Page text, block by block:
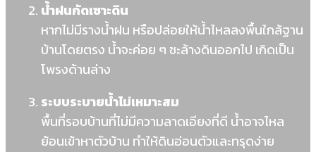
น้ำฝนกัดเซาะดิน
หากไม่มีรางน้ำฝน หรือปล่อยให้น้ำไหลลงพื้นใกล้ฐาน
บ้านโดยตรง น้ำจะค่อย ๆ ชะล้างดินออกไป เกิดเป็น
โพรงด้านล่าง
ระบบระบายน้ำไม่เหมาะสม
พื้นที่รอบบ้านที่ไม่มีความลาดเอียงที่ดี น้ำอาจไหล
ย้อนเข้าหาตัวบ้าน ทำให้ดินอ่อนตัวและทรุดง่าย